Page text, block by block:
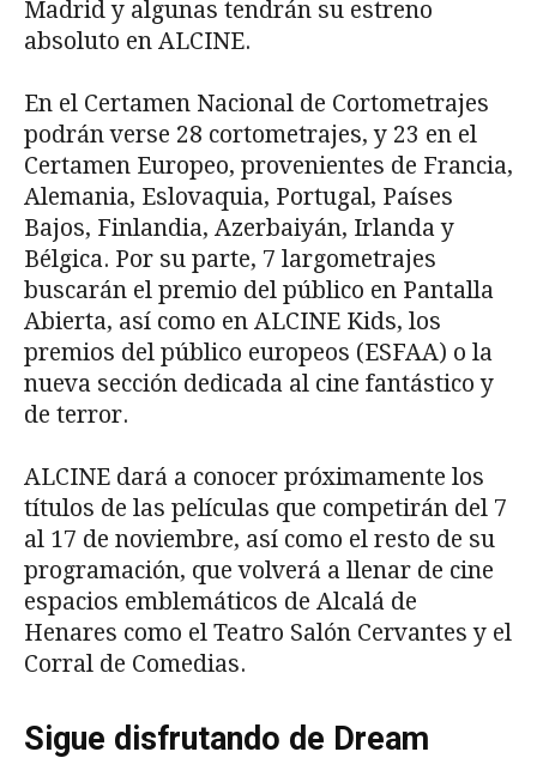
Madrid y algunas tendrán su estreno
absoluto en ALCINE.
En el Certamen Nacional de Cortometrajes
podrán verse 28 cortometrajes, y 23 en el
Certamen Europeo, provenientes de Francia,
Alemania, Eslovaquia, Portugal, Países
Bajos, Finlandia, Azerbaiyán, Irlanda y
Bélgica. Por su parte, 7 largometrajes
buscarán el premio del público en Pantalla
Abierta, así como en ALCINE Kids, los
premios del público europeos (ESFAA) o la
nueva sección dedicada al cine fantástico y
de terror.
ALCINE dará a conocer próximamente los
títulos de las películas que competirán del 7
al 17 de noviembre, así como el resto de su
programación, que volverá a llenar de cine
espacios emblemáticos de Alcalá de
Henares como el Teatro Salón Cervantes y el
Corral de Comedias.
Sigue disfrutando de Dream